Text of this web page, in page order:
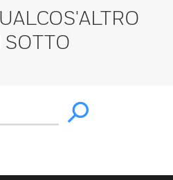
SOTTO